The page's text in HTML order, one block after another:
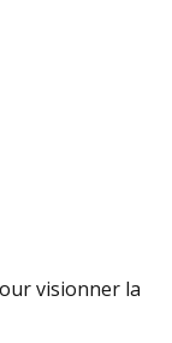
visionner la